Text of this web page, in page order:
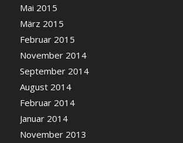
Mai 2015
März 2015
Februar 2015
November 2014
September 2014
August 2014
Februar 2014
Januar 2014
November 2013